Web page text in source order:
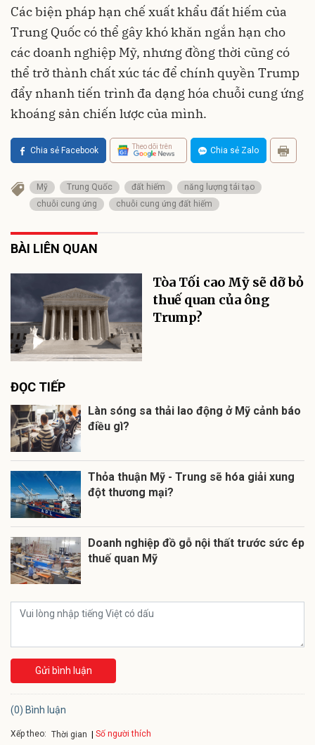
Các biện pháp hạn chế xuất khẩu đất hiếm của
Trung Quốc có thể gây khó khăn ngắn hạn cho
các doanh nghiệp Mỹ, nhưng đồng thời cũng có
thể trở thành chất xúc tác để chính quyền Trump
đẩy nhanh tiến trình đa dạng hóa chuỗi cung ứng
khoáng sản chiến lược của mình.
Chia sẻ Facebook Theo dõi trên Chia sẻ Zalo
Mỹ Trung Quốc đất hiếm
năng lượng tái tạo
chuỗi cung ứng
chuỗi cung ứng đất hiếm
BÀI LIÊN QUAN
Tòa Tối cao Mỹ sẽ dỡ bỏ
thuế quan của ông
Trump?
ĐỌC TIẾP
Làn sóng sa thải lao động ở Mỹ cảnh báo
điều gì?
Thỏa thuận Mỹ - Trung sẽ hóa giải xung
đột thương mại?
Doanh nghiệp đồ gỗ nội thất trước sức ép
thuế quan Mỹ
Gửi bình luận
(0) Bình luận
Xếp theo: Thời gian Số người thích